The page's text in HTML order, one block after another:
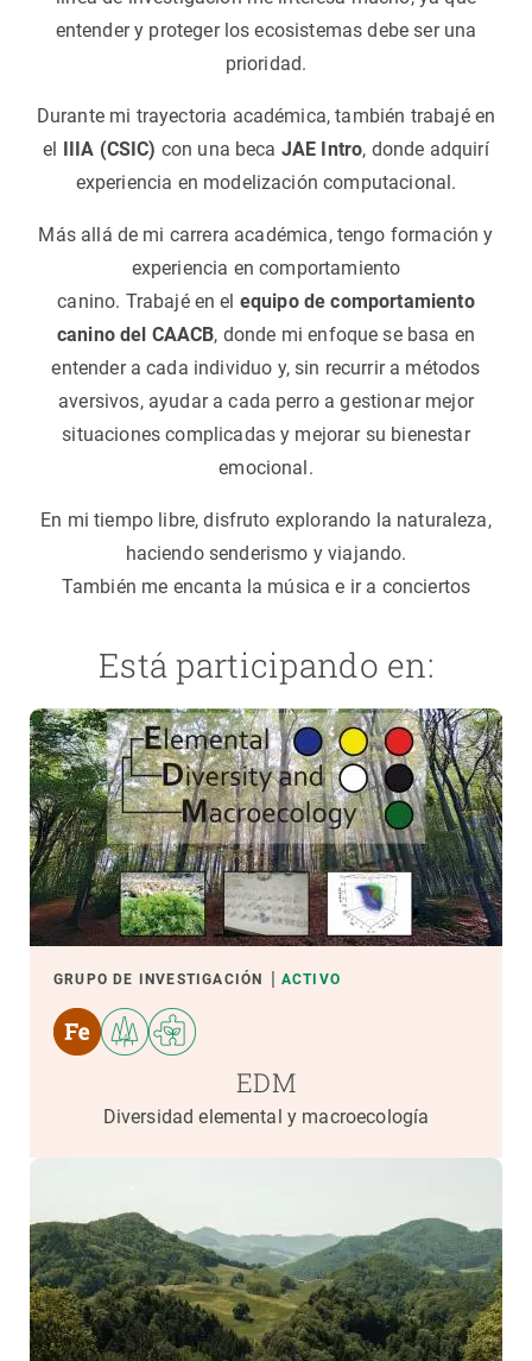
entender y proteger los ecosistemas debe ser una
prioridad.
Durante mi trayectoria académica, también trabajé en
el IIIA (CSIC) con una beca JAE Intro, donde adquirí
experiencia en modelización computacional.
Más allá de mi carrera académica, tengo formación y
experiencia en comportamiento
canino. Trabajé en el equipo de comportamiento
canino del CAACB, donde mi enfoque se basa en
entender a cada individuo y, sin recurrir a métodos
aversivos, ayudar a cada perro a gestionar mejor
situaciones complicadas y mejorar su bienestar
emocional.
En mi tiempo libre, disfruto explorando la naturaleza,
haciendo senderismo y viajando.
También me encanta la música e ir a conciertos
Está participando en:
GRUPO DE INVESTIGACIÓN ACTIVO
EDM
Diversidad elemental y macroecología